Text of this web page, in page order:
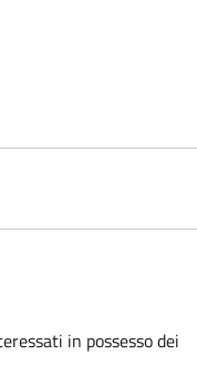
in possesso dei